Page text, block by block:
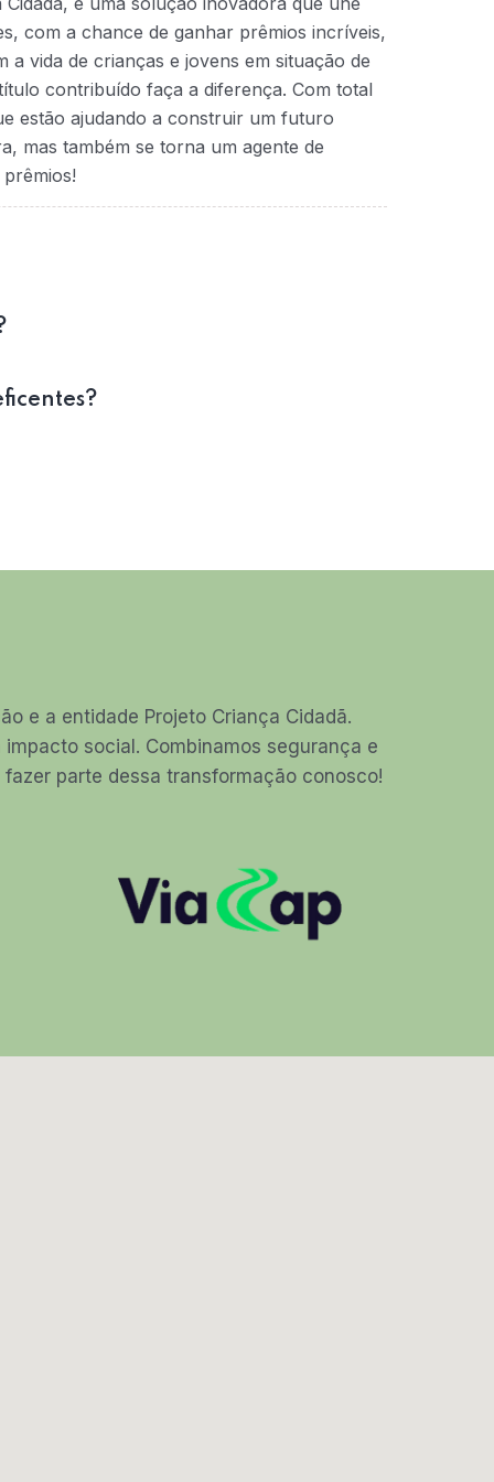
com a chance de ganhar prêmios incríveis,
vida de crianças e jovens em situação de
contribuído faça a diferença. Com total
estão ajudando a construir um futuro
mas também se torna um agente de
e a entidade Projeto Criança Cidadã.
social. Combinamos segurança e
parte dessa transformação conosco!